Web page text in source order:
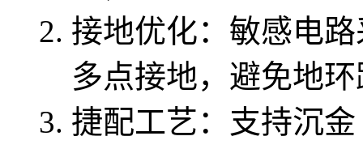
接地优化：敏感电
多点接地，避免地
捷配工艺：支持沉